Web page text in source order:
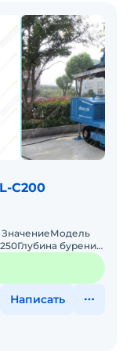
C200
ЗначениеМодель
бурения,
° 0
Написать